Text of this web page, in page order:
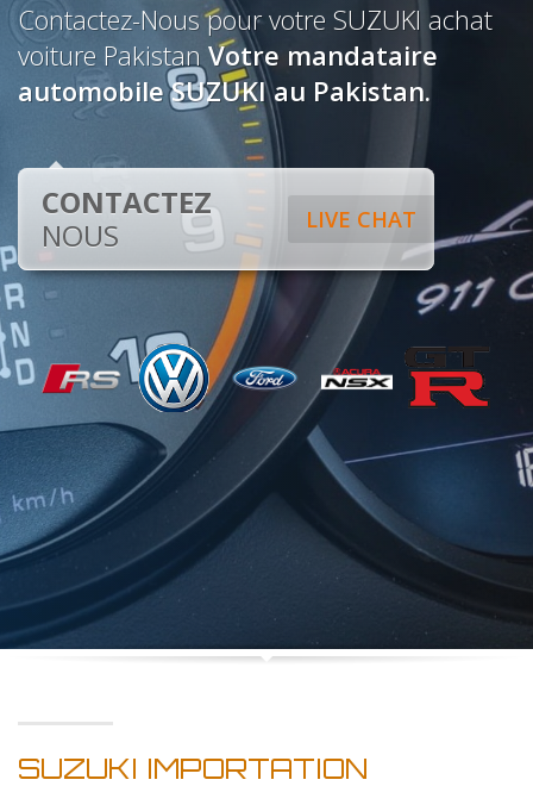
Contactez-Nous pour votre SUZUKI achat
voiture Pakistan Votre mandataire
automobile SUZUKI au Pakistan.
LIVE CHAT
CONTACTEZ
NOUS
SUZUKI IMPORTATION